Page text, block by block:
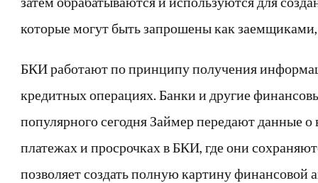
которые могут быть запрошены как
БКИ работают по принципу получения
кредитных операциях. Банки и другие
популярного сегодня Займер передают данные
платежах и просрочках в БКИ, где они
позволяет создать полную картину финансовой